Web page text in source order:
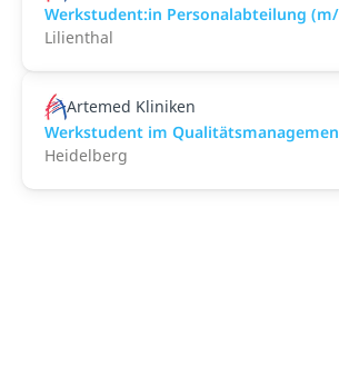
Werkstudent:in Personalabteilung
Lilienthal
Artemed Kliniken
Werkstudent im
Heidelberg